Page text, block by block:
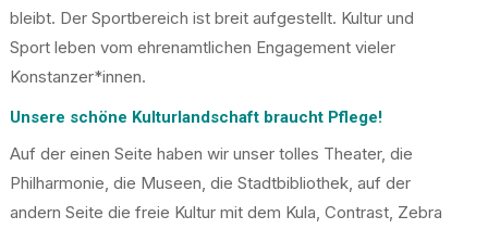
bleibt. Der Sportbereich ist breit aufgestellt. Kultur und
Sport leben vom ehrenamtlichen Engagement vieler
Konstanzer*innen.
Unsere schöne Kulturlandschaft braucht Pflege!
Auf der einen Seite haben wir unser tolles Theater, die
Philharmonie, die Museen, die Stadtbibliothek, auf der
andern Seite die freie Kultur mit dem Kula, Contrast, Zebra